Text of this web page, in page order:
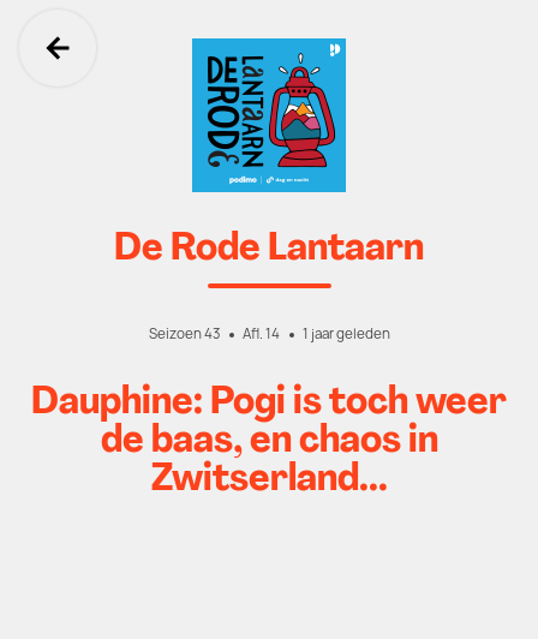
Ga terug
De Rode Lantaarn
Seizoen 43 Afl. 14 1 jaar geleden
Dauphine: Pogi is toch weer
de baas, en chaos in
Zwitserland...